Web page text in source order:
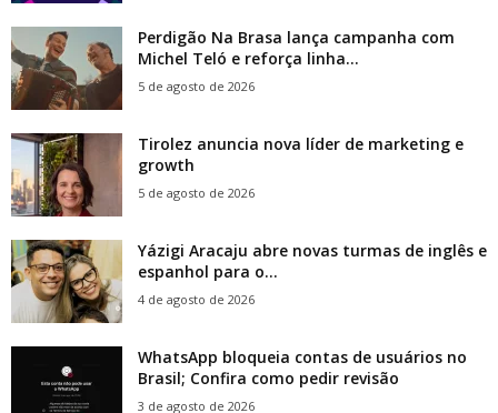
Perdigão Na Brasa lança campanha com
Michel Teló e reforça linha...
5 de agosto de 2026
Tirolez anuncia nova líder de marketing e
growth
5 de agosto de 2026
Yázigi Aracaju abre novas turmas de inglês e
espanhol para o...
4 de agosto de 2026
WhatsApp bloqueia contas de usuários no
Brasil; Confira como pedir revisão
3 de agosto de 2026